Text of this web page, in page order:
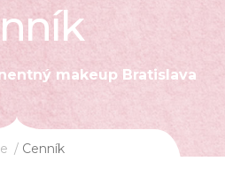
makeup Bratislava
Cenník